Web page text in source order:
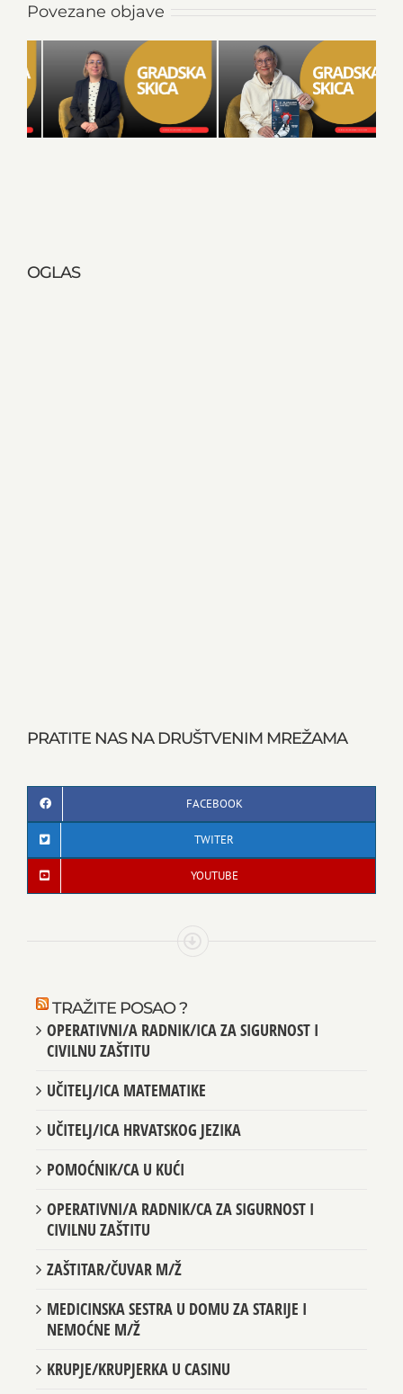
Povezane objave
OGLAS
PRATITE NAS NA DRUŠTVENIM MREŽAMA
FACEBOOK
TWITER
YOUTUBE
TRAŽITE POSAO ?
OPERATIVNI/A RADNIK/ICA ZA SIGURNOST I
CIVILNU ZAŠTITU
UČITELJ/ICA MATEMATIKE
UČITELJ/ICA HRVATSKOG JEZIKA
POMOĆNIK/CA U KUĆI
OPERATIVNI/A RADNIK/CA ZA SIGURNOST I
CIVILNU ZAŠTITU
ZAŠTITAR/ČUVAR M/Ž
MEDICINSKA SESTRA U DOMU ZA STARIJE I
NEMOĆNE M/Ž
KRUPJE/KRUPJERKA U CASINU